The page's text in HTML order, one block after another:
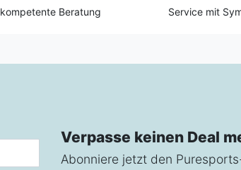
kompetente Beratung Service mit
Verpasse keinen Deal
Abonniere jetzt den